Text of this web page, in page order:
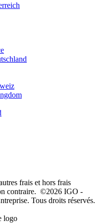
frais et hors frais
contraire. ©2026 IGO -
Tous droits réservés.
logo